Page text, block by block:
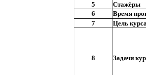
5 Стажёры
6 Время
7 Цель
8 Задачи